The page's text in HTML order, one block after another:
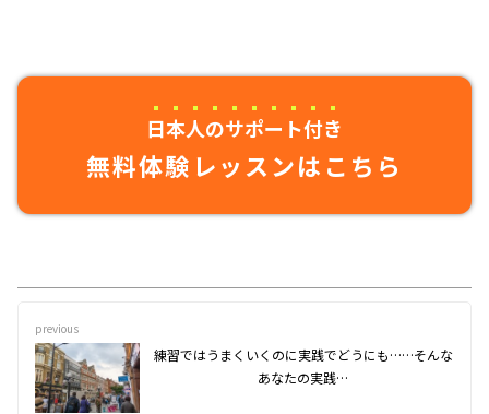
日本人のサポート付き
無料体験レッスンはこちら
previous
練習ではうまくいくのに実践でどうにも……そんな
あなたの実践…